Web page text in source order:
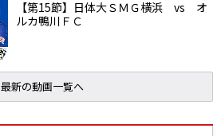
【第15節】日体大ＳＭＧ横浜 vs オ
ルカ鴨川ＦＣ
最新の動画一覧へ